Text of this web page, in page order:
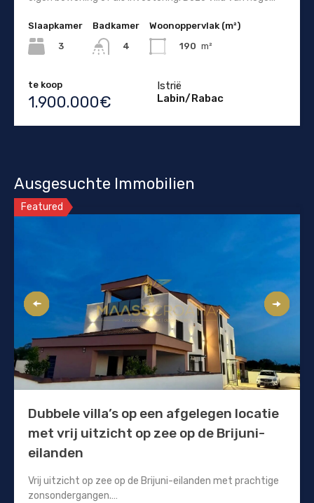
Slaapkamer
3
Badkamer
4
Woonoppervlak (m²)
190 m²
te koop
1.900.000€
Istrië
Labin/Rabac
Ausgesuchte Immobilien
Featured
Dubbele villa’s op een afgelegen locatie
met vrij uitzicht op zee op de Brijuni-
eilanden
Vrij uitzicht op zee op de Brijuni-eilanden met prachtige
zonsondergangen.…